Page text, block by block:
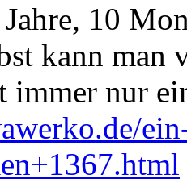
Jahre, 10
kann man
immer nur